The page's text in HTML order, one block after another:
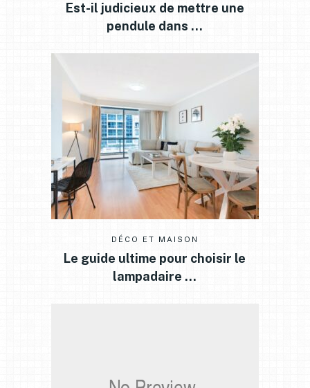
Est-il judicieux de mettre une
pendule dans …
DÉCO ET MAISON
Le guide ultime pour choisir le
lampadaire …